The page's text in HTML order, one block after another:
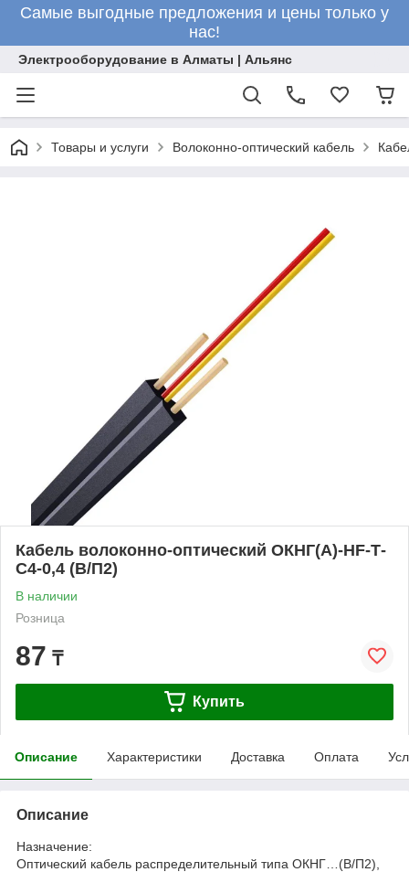
Самые выгодные предложения и цены только у
нас!
Электрооборудование в Алматы | Альянс
Товары и услуги Волоконно-оптический кабель
Кабель волоконно-оптический ОКНГ(А)-HF-Т-
С4-0,4 (В/П2)
В наличии
Розница
87 ₸
Купить
Описание Характеристики Доставка Оплата
Описание
Назначение:
Оптический кабель распределительный типа ОКНГ…(В/П2),